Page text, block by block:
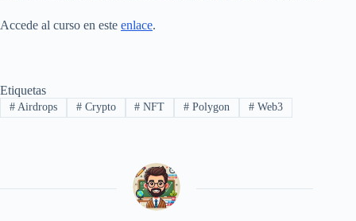
Accede al curso en este enlace.
Etiquetas
#Airdrops #Crypto # NFT # Polygon # Web3